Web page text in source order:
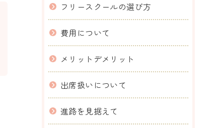
フリースクールの選び方
費用について
メリットデメリット
出席扱いについて
進路を見据えて